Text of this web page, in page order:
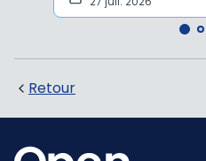
Retour